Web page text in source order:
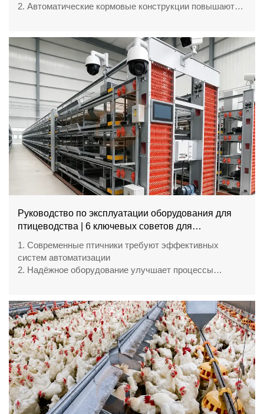
2. Автоматические кормовые конструкции повышают
эффективное управление птичником
4. Технические решения ориентированы на стабильную
производительность кормления птицы
5. Приёмная / WhatsApp: +8618830120193
Руководство по эксплуатации оборудования для
птицеводства | 6 ключевых советов для
1. Современные птичники требуют эффективных
систем автоматизации
2. Надёжное оборудование улучшает процессы
модели птицеводческого производства
4. Профессиональное проектирование создаёт лучшие
условия для птицеводства
5. Отдел продаж / WhatsApp №: +8618830120193